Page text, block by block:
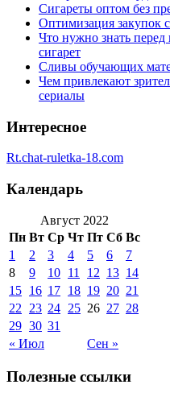
Сигареты оптом без
Оптимизация закупок
Что нужно знать
сигарет
Сливы обучающих
Чем привлекают
сериалы
Интересное
Rt.chat-ruletka-18.com
Календарь
Август 2022
Пн Вт Ср Чт Пт Сб Вс
« Июл Сен »
1 2 3 4 5 6
7
8
9 10 11 12 13 14
15 16 17 18 19 20 21
22
23 24 25 26 27 28
29 30 31
Полезные ссылки